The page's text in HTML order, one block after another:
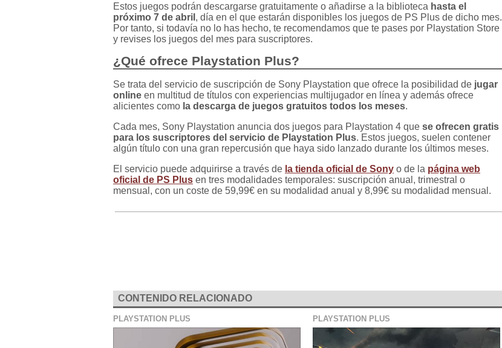
Estos juegos podrán descargarse gratuitamente o añadirse a la biblioteca hasta el
próximo 7 de abril , día en el que estarán disponibles los juegos de PS Plus de dicho mes.
Por tanto, si todavía no lo has hecho, te recomendamos que te pases por Playstation Store
y revises los juegos del mes para suscriptores.
¿Qué ofrece Playstation Plus?
Se trata del servicio de suscripción de Sony Playstation que ofrece la posibilidad de jugar
online en multitud de títulos con experiencias multijugador en línea y además ofrece
alicientes como la descarga de juegos gratuitos todos los meses.
Cada mes, Sony Playstation anuncia dos juegos para Playstation 4 que se ofrecen gratis
para los suscriptores del servicio de Playstation Plus. Estos juegos, suelen contener
algún título con una gran repercusión que haya sido lanzado durante los últimos meses.
El servicio puede adquirirse a través de la tienda oficial de Sony o de la página web
oficial de PS Plus en tres modalidades temporales: suscripción anual, trimestral o
mensual, con un coste de 59,99€ en su modalidad anual y 8,99€ su modalidad mensual.
CONTENIDO RELACIONADO
PLAYSTATION PLUS PLAYSTATION PLUS